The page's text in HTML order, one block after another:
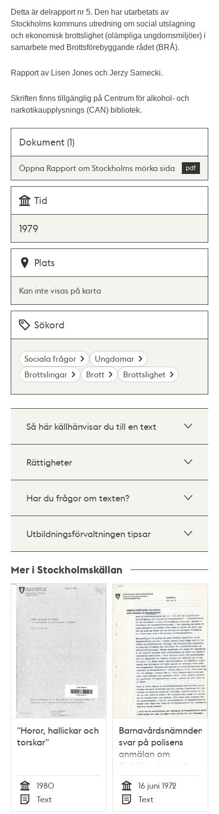
Detta är delrapport nr 5. Den har utarbetats av
Stockholms kommuns utredning om social utslagning
och ekonomisk brottslighet (olämpliga ungdomsmiljöer) i
samarbete med Brottsförebyggande rådet (BRÅ).
Rapport av Lisen Jones och Jerzy Sarnecki.
Skriften finns tillgänglig på Centrum för alkohol- och
narkotikaupplysnings (CAN) bibliotek.
Dokument (1)
Öppna Rapport om Stockholms mörka sida
Tid
1979
Plats
Kan inte visas på karta
Sökord
Sociala frågor
Ungdomar
Brottslingar
Brott Brottslighet
Så här källhänvisar du till en text
Rättigheter
Har du frågor om texten?
Utbildningsförvaltningen tipsar
Mer i Stockholmskällan
Relaterade
poster
och
teman
"Horor, hallickar och
torskar"
Tid
1980
Typ
Text
Barnavårdsnämndens
svar på polisens
anmälan om
förhållandena på
Skarpnäcks flygplats
under
miljövårdskonferensen
Tid
16 juni 1972
Typ
Text